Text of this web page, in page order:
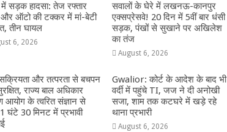
में सड़क हादसा: तेज रफ्तार
ऑटो की टक्कर में मां-बेटी
तीन घायल
6, 2026
सवालों के घेरे में लखनऊ-कानपुर
एक्सप्रेसवे! 20 दिन में 5वीं बार धंसी
सड़क, पंखों से सुखाने पर अखिलेश
का तंज
August 6, 2026
और तत्परता से बचपन
राज्य बाल अधिकार
आयोग के त्वरित संज्ञान से
घंटे 30 मिनट में प्रभावी
Gwalior: कोर्ट के आदेश के बाद भी
वर्दी में पहुंचे TI, जज ने दी अनोखी
सजा, शाम तक कटघरे में खड़े रहे
थाना प्रभारी
August 6, 2026